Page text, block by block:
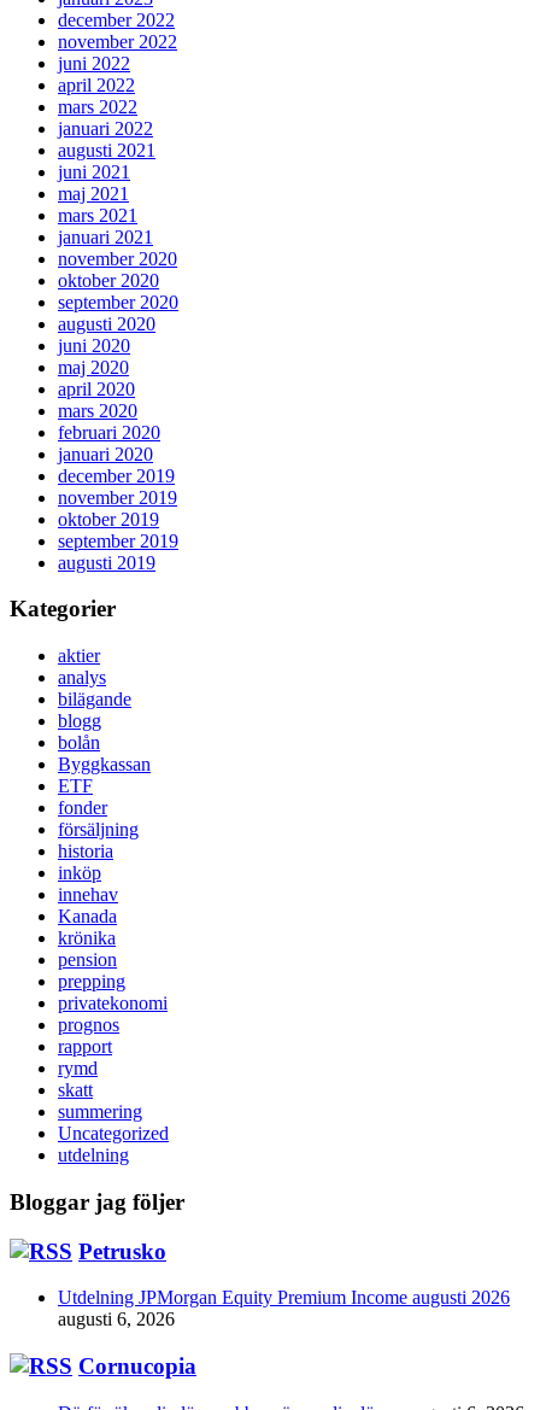
december 2022
november 2022
juni 2022
april 2022
mars 2022
januari 2022
augusti 2021
juni 2021
maj 2021
mars 2021
januari 2021
november 2020
oktober 2020
september 2020
augusti 2020
juni 2020
maj 2020
april 2020
mars 2020
februari 2020
januari 2020
december 2019
november 2019
oktober 2019
september 2019
augusti 2019
Kategorier
aktier
analys
bilägande
blogg
bolån
Byggkassan
ETF
fonder
försäljning
historia
inköp
innehav
Kanada
krönika
pension
prepping
privatekonomi
prognos
rapport
rymd
skatt
summering
Uncategorized
utdelning
Bloggar jag följer
Petrusko
Utdelning JPMorgan Equity Premium Income augusti 2026
augusti 6, 2026
Cornucopia